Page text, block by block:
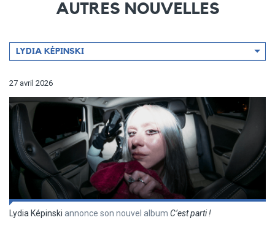
AUTRES NOUVELLES
Filtrer
par
LYDIA KÉPINSKI
27 avril 2026
Lydia Képinski annonce son nouvel album C’est parti !